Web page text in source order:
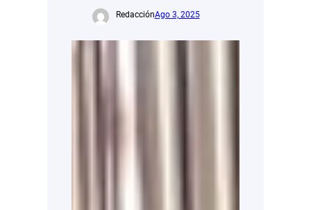
RedacciónAgo 3, 2025